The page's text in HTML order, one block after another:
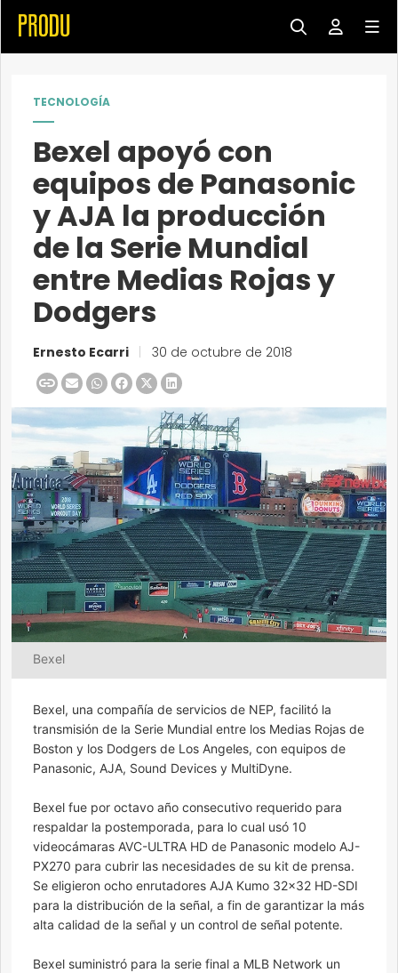
TECNOLOGÍA
Bexel apoyó con
equipos de Panasonic
y AJA la producción
de la Serie Mundial
entre Medias Rojas y
Dodgers
Ernesto Ecarri 30 de octubre de 2018
Bexel
Bexel, una compañía de servicios de NEP, facilitó la
transmisión de la Serie Mundial entre los Medias Rojas de
Boston y los Dodgers de Los Angeles, con equipos de
Panasonic, AJA, Sound Devices y MultiDyne.
Bexel fue por octavo año consecutivo requerido para
respaldar la postemporada, para lo cual usó 10
videocámaras AVC-ULTRA HD de Panasonic modelo AJ-
PX270 para cubrir las necesidades de su kit de prensa.
Se eligieron ocho enrutadores AJA Kumo 32×32 HD-SDI
para la distribución de la señal, a fin de garantizar la más
alta calidad de la señal y un control de señal potente.
Bexel suministró para la serie final a MLB Network un